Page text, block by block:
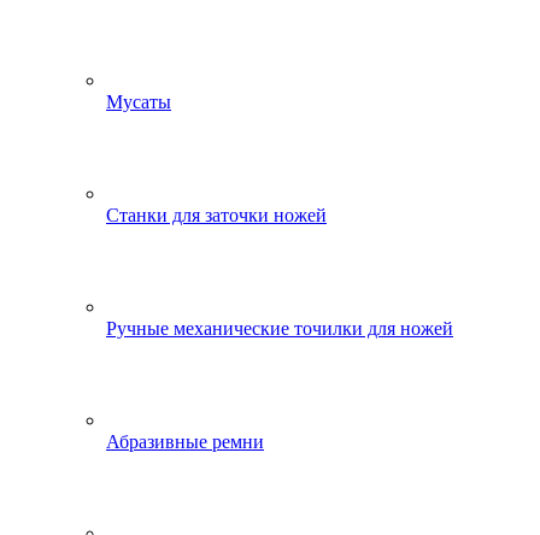
Мусаты
Станки для заточки ножей
Ручные механические точилки для ножей
Абразивные ремни